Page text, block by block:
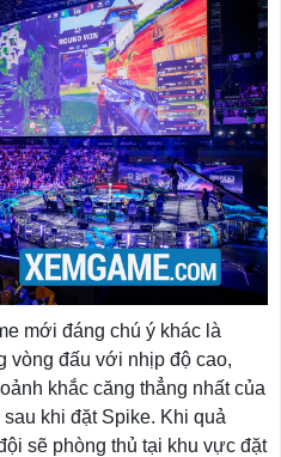
mới đáng chú ý khác là
vòng đấu với nhịp độ cao,
khắc căng thẳng nhất của
khi đặt Spike. Khi quả
sẽ phòng thủ tại khu vực đặt